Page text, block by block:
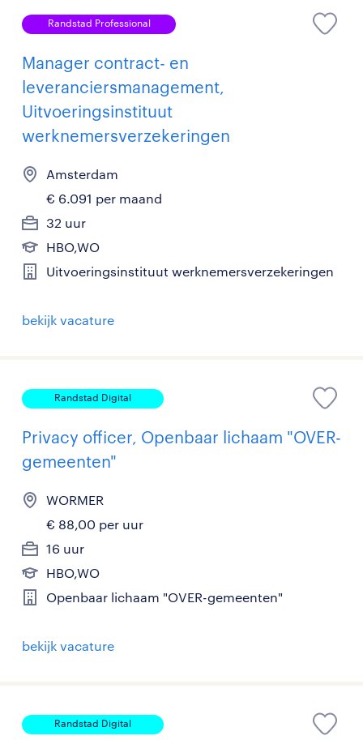
Randstad Professional
Manager contract- en
leveranciersmanagement,
Uitvoeringsinstituut
werknemersverzekeringen
Amsterdam
€ 6.091 per maand
32 uur
HBO,WO
Uitvoeringsinstituut werknemersverzekeringen
bekijk vacature
Randstad Digital
Privacy officer, Openbaar lichaam "OVER-
gemeenten"
WORMER
€ 88,00 per uur
16 uur
HBO,WO
Openbaar lichaam "OVER-gemeenten"
bekijk vacature
Randstad Digital